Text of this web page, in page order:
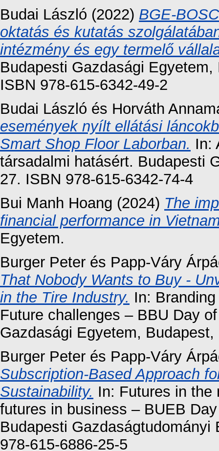
Budai László (2022) BGE-
oktatás és kutatás
intézmény és egy termelő
Budapesti Gazdasági
ISBN 978-615-6342-49-2
Budai László és Horváth
események nyílt ellátási
Smart Shop Floor Laborban. In:
társadalmi hatásért. Budapesti
27. ISBN 978-615-6342-74-4
Bui Manh Hoang (2024) The
financial performance in
Egyetem.
Burger Peter és Papp-Váry
That Nobody Wants to Buy -
in the Tire Industry. In:
Future challenges – BBU Day
Gazdasági Egyetem,
Burger Peter és Papp-Váry
Subscription-Based Approach
Sustainability. In: Futures in the
futures in business – BUEB
Budapesti
978-615-6886-25-5